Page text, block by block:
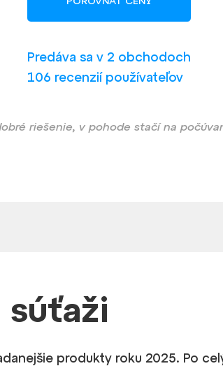
Predáva sa v 2 obchodoch
106 recenzií používateľov
riešenie, v pohode stačí na
súťaži
produkty roku 2025. Po